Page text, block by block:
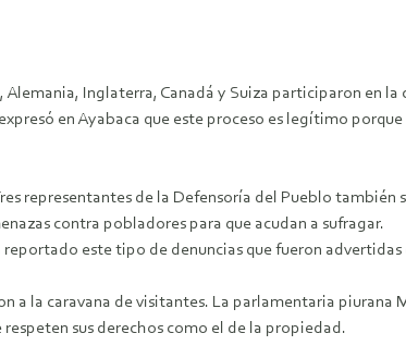
Inglaterra, Canadá y Suiza participaron en
en Ayabaca que este proceso es legítimo
representantes de la Defensoría del Pueblo también
contra pobladores para que acudan a sufragar.
este tipo de denuncias que fueron advertidas
a la caravana de visitantes. La parlamentaria piurana
sus derechos como el de la propiedad.